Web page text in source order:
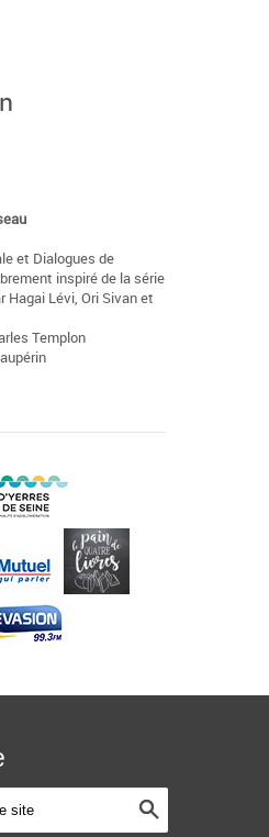
et Dialogues de
inspiré de la série
Hagai Lévi, Ori Sivan et
Templon